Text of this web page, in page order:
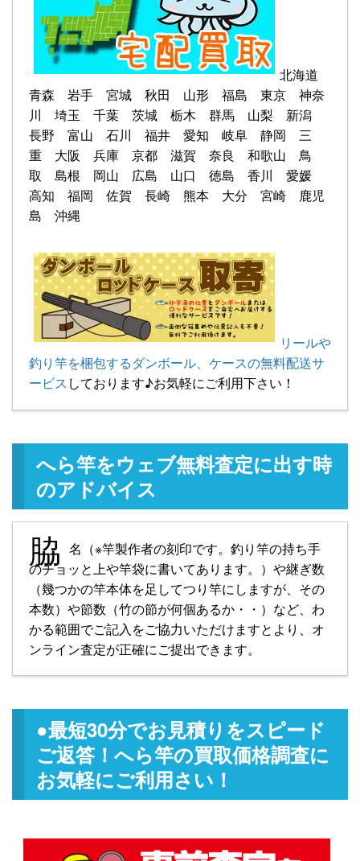
北海道
青森 岩手 宮城 秋田 山形 福島 東京 神奈
川 埼玉 千葉 茨城 栃木 群馬 山梨 新潟
長野 富山 石川 福井 愛知 岐阜 静岡 三
重 大阪 兵庫 京都 滋賀 奈良 和歌山 鳥
取 島根 岡山 広島 山口 徳島 香川 愛媛
高知 福岡 佐賀 長崎 熊本 大分 宮崎 鹿児
島 沖縄
リールや
釣り竿を梱包するダンボール、ケースの無料配送サ
ービス しております♪お気軽にご利用下さい！
へら竿をウェブ無料査定に出す時
のアドバイス
脇 名（※竿製作者の刻印です。釣り竿の持ち手
のチョッと上や竿袋に書いてあります。）や継ぎ数
（幾つかの竿本体を足してつり竿にしますが、その
本数）や節数（竹の節が何個あるか・・）など、わ
かる範囲でご記入をご協力いただけますとより、オ
ンライン査定が正確にご提出できます。
●最短30分でお見積りをスピード
ご返答！へら竿の買取価格調査に
お気軽にご利用さい！